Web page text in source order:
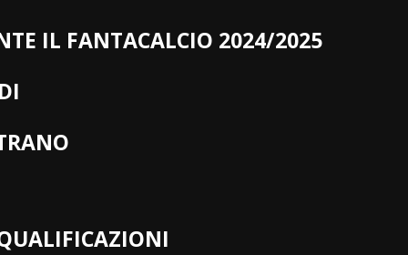
IL FANTACALCIO 2024/2025